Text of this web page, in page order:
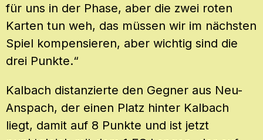
für uns in der Phase, aber die zwei roten
Karten tun weh, das müssen wir im nächsten
Spiel kompensieren, aber wichtig sind die
drei Punkte.“
Kalbach distanzierte den Gegner aus Neu-
Anspach, der einen Platz hinter Kalbach
liegt, damit auf 8 Punkte und ist jetzt